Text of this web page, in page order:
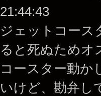
21:44:43
ジェットコース
ると死ぬためオ
コースター動か
いけど、勘弁し